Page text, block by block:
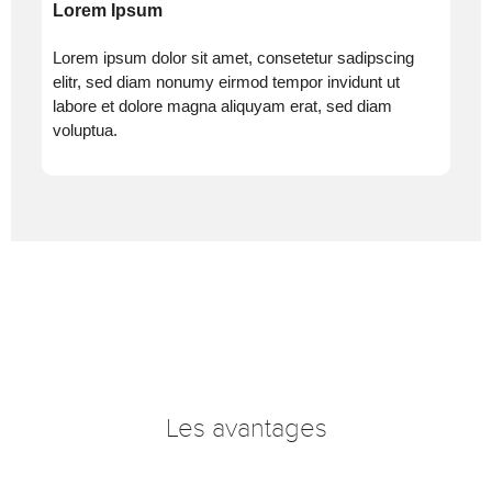
Lorem Ipsum
Lorem ipsum dolor sit amet, consetetur sadipscing
elitr, sed diam nonumy eirmod tempor invidunt ut
labore et dolore magna aliquyam erat, sed diam
voluptua.
Les avantages